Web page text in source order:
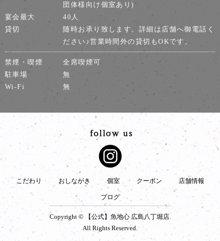
団体様向け個室あり)
宴会最大
40人
貸切
随時お承り致します。詳細は店舗へ御電話く
ださい♪営業時間外の貸切もOKです。
禁煙・喫煙
全席喫煙可
駐車場
無
Wi-Fi
無
こだわり おしながき 個室 クーポン 店舗情報
ブログ
Copyright © 【公式】魚地心 広島八丁堀店.
All Rights Reserved.